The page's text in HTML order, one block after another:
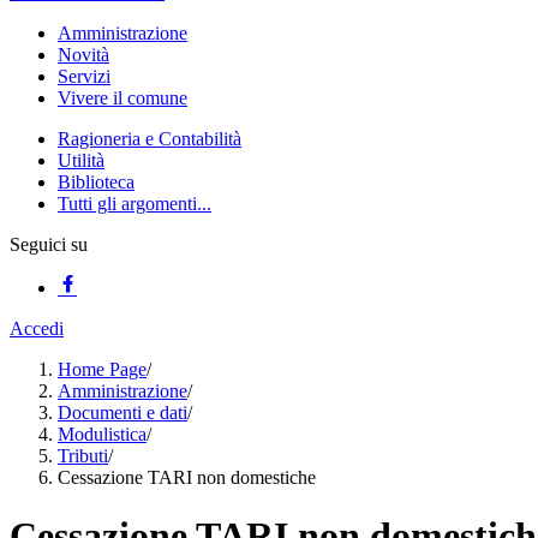
Amministrazione
Novità
Servizi
Vivere il comune
Ragioneria e Contabilità
Utilità
Biblioteca
Tutti gli argomenti...
Seguici su
Accedi
Home Page/
Amministrazione/
Documenti e dati/
Modulistica/
Tributi/
Cessazione TARI non domestiche